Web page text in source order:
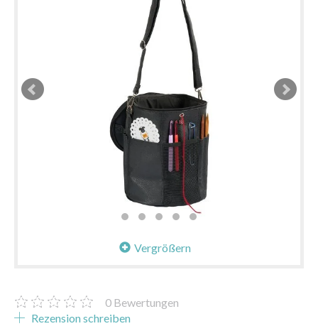
Vergrößern
0 Bewertungen
Rezension schreiben